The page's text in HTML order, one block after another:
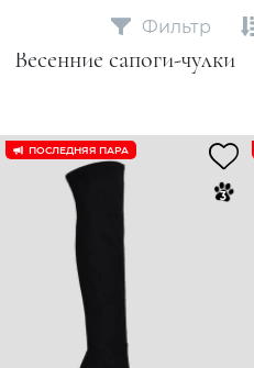
Весенние сапоги-чулки
Фильтр
ПОСЛЕДНЯЯ ПАРА